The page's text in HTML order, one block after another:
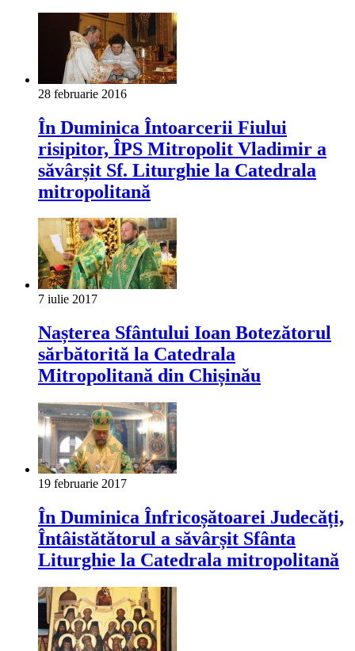
28 februarie 2016
În Duminica Întoarcerii Fiului
risipitor, ÎPS Mitropolit Vladimir a
săvârșit Sf. Liturghie la Catedrala
mitropolitană
7 iulie 2017
Nașterea Sfântului Ioan Botezătorul
sărbătorită la Catedrala
Mitropolitană din Chișinău
19 februarie 2017
În Duminica Înfricoșătoarei Judecăți,
Întâistătătorul a săvârșit Sfânta
Liturghie la Catedrala mitropolitană